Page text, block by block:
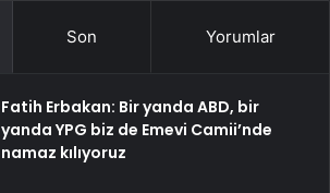
Son Yorumlar
Fatih Erbakan: Bir yanda ABD, bir
yanda YPG biz de Emevi Camii’nde
namaz kılıyoruz